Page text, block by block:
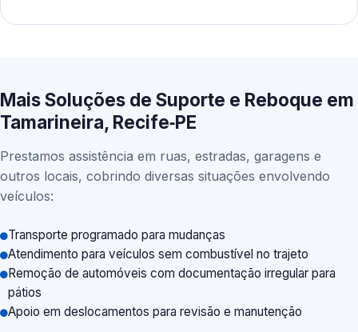
Mais Soluções de Suporte e Reboque em
Tamarineira, Recife‑PE
Prestamos assistência em ruas, estradas, garagens e
outros locais, cobrindo diversas situações envolvendo
veículos:
Transporte programado para mudanças
Atendimento para veículos sem combustível no trajeto
Remoção de automóveis com documentação irregular para
pátios
Apoio em deslocamentos para revisão e manutenção